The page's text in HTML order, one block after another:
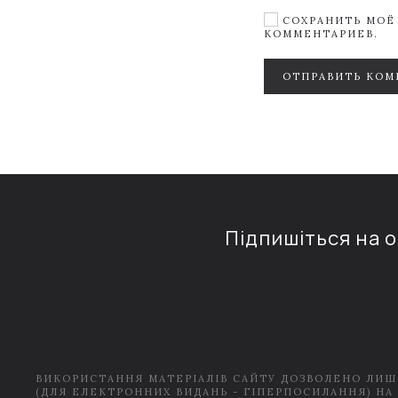
СОХРАНИТЬ МОЁ
КОММЕНТАРИЕВ.
ОТПРАВИТЬ
Підпишіться на
ВИКОРИСТАННЯ МАТЕРІАЛІВ САЙТУ ДОЗВОЛЕНО
(ДЛЯ ЕЛЕКТРОННИХ ВИДАНЬ - ГІПЕРПОСИЛАННЯ) НА